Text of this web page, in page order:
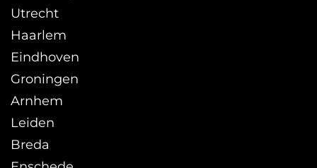
Utrecht
Haarlem
Eindhoven
Groningen
Arnhem
Leiden
Breda